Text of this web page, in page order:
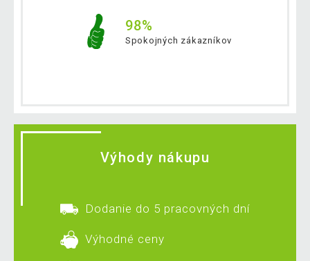
98%
Spokojných zákazníkov
Výhody nákupu
Dodanie do 5 pracovných dní
Výhodné ceny